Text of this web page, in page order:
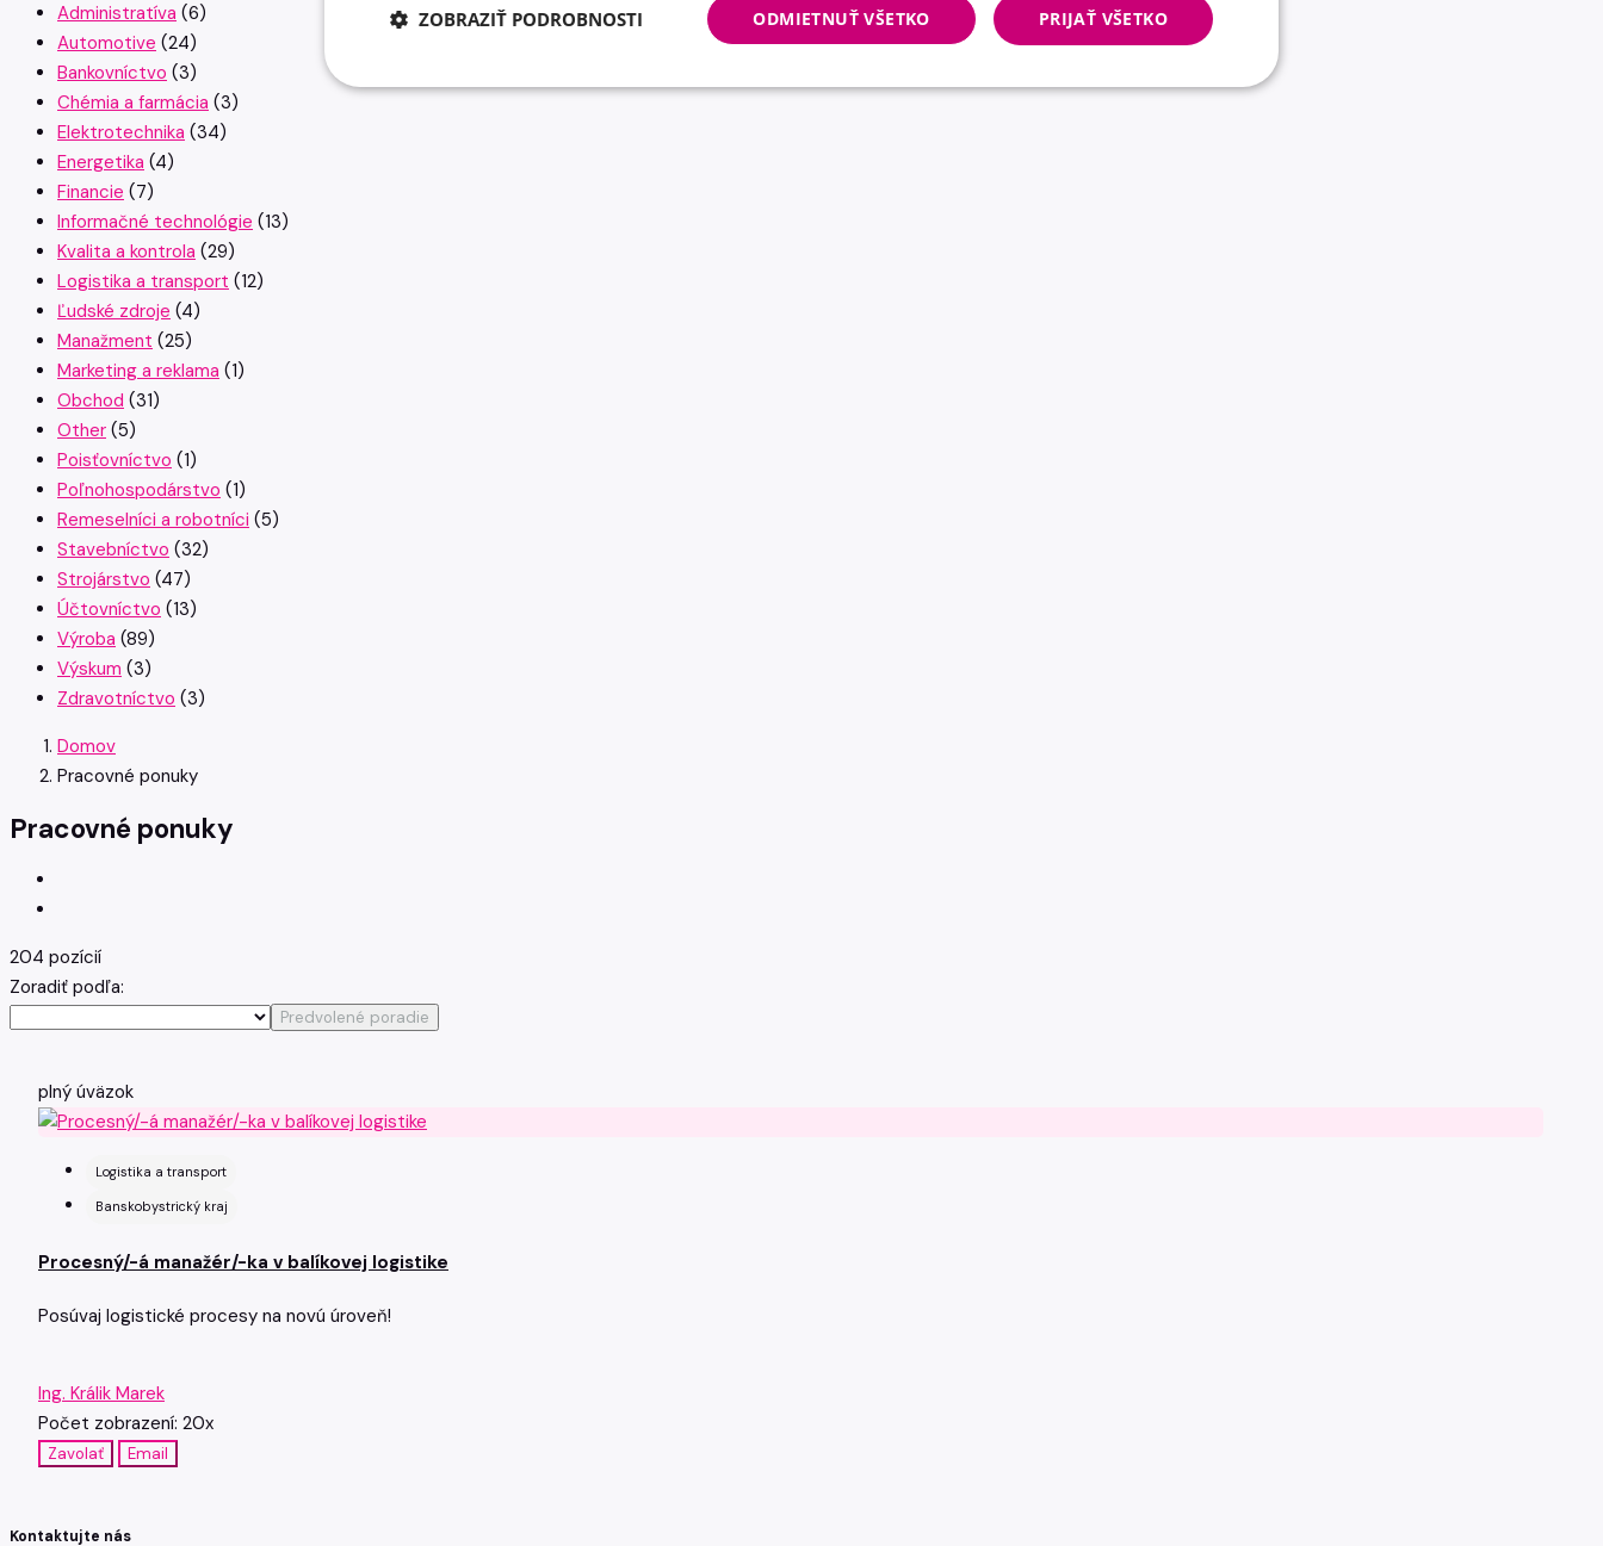
Administratíva (6)
Automotive (24)
Bankovníctvo (3)
Chémia a farmácia (3)
Elektrotechnika (34)
Energetika (4)
Financie (7)
Informačné technológie (13)
Kvalita a kontrola (29)
Logistika a transport (12)
Ľudské zdroje (4)
Manažment (25)
Marketing a reklama (1)
Obchod (31)
Other (5)
Poisťovníctvo (1)
Poľnohospodárstvo (1)
Remeselníci a robotníci (5)
Stavebníctvo (32)
Strojárstvo (47)
Účtovníctvo (13)
Výroba (89)
Výskum (3)
Zdravotníctvo (3)
Domov
Pracovné ponuky
Pracovné ponuky
204 pozícií
Zoradiť podľa:
Predvolené poradie
plný úväzok
Logistika a transport
Banskobystrický kraj
Procesný/-á manažér/-ka v balíkovej logistike
Posúvaj logistické procesy na novú úroveň!
Ing. Králik Marek
Počet zobrazení: 20x
Zavolať Email
Kontaktujte nás
PRIJAŤ VŠETKO
ODMIETNUŤ VŠETKO
ZOBRAZIŤ PODROBNOSTI